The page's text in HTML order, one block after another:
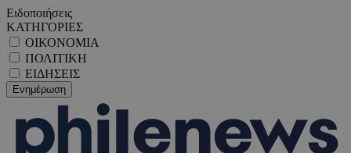
Ειδοποιήσεις
ΚΑΤΗΓΟΡΙΕΣ
ΟΙΚΟΝΟΜΙΑ
ΠΟΛΙΤΙΚΗ
ΕΙΔΗΣΕΙΣ